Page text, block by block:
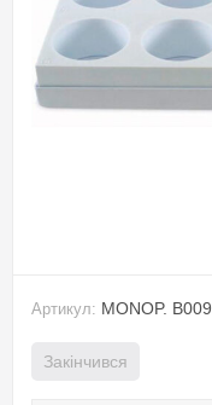
Артикул: MONOP. B009
Закінчився